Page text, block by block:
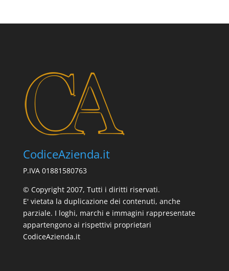
CodiceAzienda.it
P.IVA 01881580763
© Copyright 2007, Tutti i diritti riservati.
E' vietata la duplicazione dei contenuti, anche
parziale. I loghi, marchi e immagini rappresentate
appartengono ai rispettivi proprietari
CodiceAzienda.it